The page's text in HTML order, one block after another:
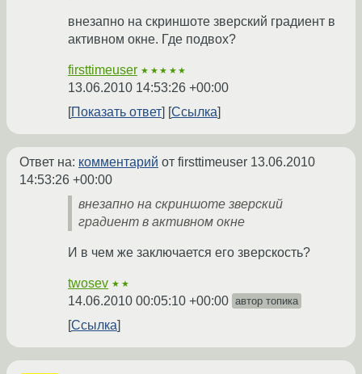
внезапно на скриншоте зверский градиент в
активном окне. Где подвох?
firsttimeuser ★★★★★
13.06.2010 14:53:26 +00:00
Показать ответ
Ссылка
Ответ на: комментарий от firsttimeuser 13.06.2010
14:53:26 +00:00
внезапно на скриншоте зверский
градиент в активном окне
И в чем же заключается его зверскость?
twosev ★★
14.06.2010 00:05:10 +00:00 автор топика
Ссылка